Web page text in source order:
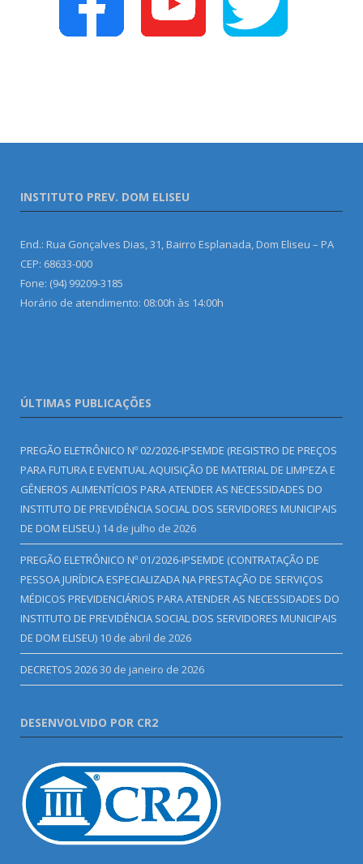
INSTITUTO PREV. DOM ELISEU
End.: Rua Gonçalves Dias, 31, Bairro Esplanada, Dom Eliseu – PA
CEP: 68633-000
Fone: (94) 99209-3185
Horário de atendimento: 08:00h às 14:00h
ÚLTIMAS PUBLICAÇÕES
PREGÃO ELETRÔNICO Nº 02/2026-IPSEMDE (REGISTRO DE PREÇOS
PARA FUTURA E EVENTUAL AQUISIÇÃO DE MATERIAL DE LIMPEZA E
GÊNEROS ALIMENTÍCIOS PARA ATENDER AS NECESSIDADES DO
INSTITUTO DE PREVIDÊNCIA SOCIAL DOS SERVIDORES MUNICIPAIS
DE DOM ELISEU.) 14 de julho de 2026
PREGÃO ELETRÔNICO Nº 01/2026-IPSEMDE (CONTRATAÇÃO DE
PESSOA JURÍDICA ESPECIALIZADA NA PRESTAÇÃO DE SERVIÇOS
MÉDICOS PREVIDENCIÁRIOS PARA ATENDER AS NECESSIDADES DO
INSTITUTO DE PREVIDÊNCIA SOCIAL DOS SERVIDORES MUNICIPAIS
DE DOM ELISEU) 10 de abril de 2026
DECRETOS 202630 de janeiro de 2026
DESENVOLVIDO POR CR2